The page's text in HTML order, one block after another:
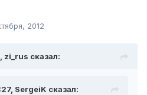
2012
zi_rus сказал:
SergeiK сказал: